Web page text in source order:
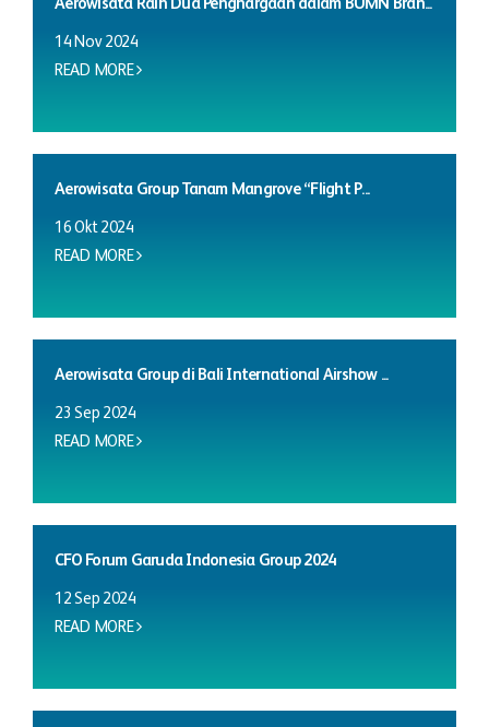
Aerowisata Raih Dua Penghargaan dalam BUMN Bran...
14 Nov 2024
READ MORE
Aerowisata Group Tanam Mangrove “Flight P...
16 Okt 2024
READ MORE
Aerowisata Group di Bali International Airshow ...
23 Sep 2024
READ MORE
CFO Forum Garuda Indonesia Group 2024
12 Sep 2024
READ MORE